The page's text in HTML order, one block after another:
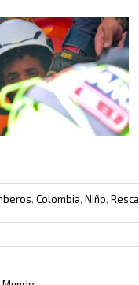
, Colombia, Niño,